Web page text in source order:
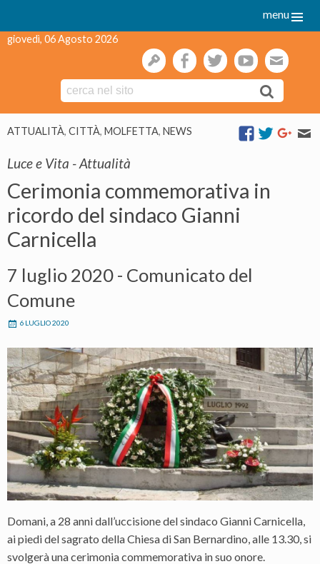
menu
giovedì, 06 Agosto 2026
gestionefacebooktwitteryoutube
to
content
ATTUALITÀ, CITTÀ, MOLFETTA, NEWS
Luce e Vita - Attualità
Cerimonia commemorativa in
ricordo del sindaco Gianni
Carnicella
7 luglio 2020 - Comunicato del
Comune
6 LUGLIO 2020
Domani, a 28 anni dall’uccisione del sindaco Gianni Carnicella,
ai piedi del sagrato della Chiesa di San Bernardino, alle 13.30, si
svolgerà una cerimonia commemorativa in suo onore.